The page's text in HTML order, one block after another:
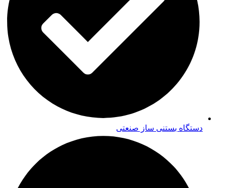
دستگاه بستنی ساز صنعتی